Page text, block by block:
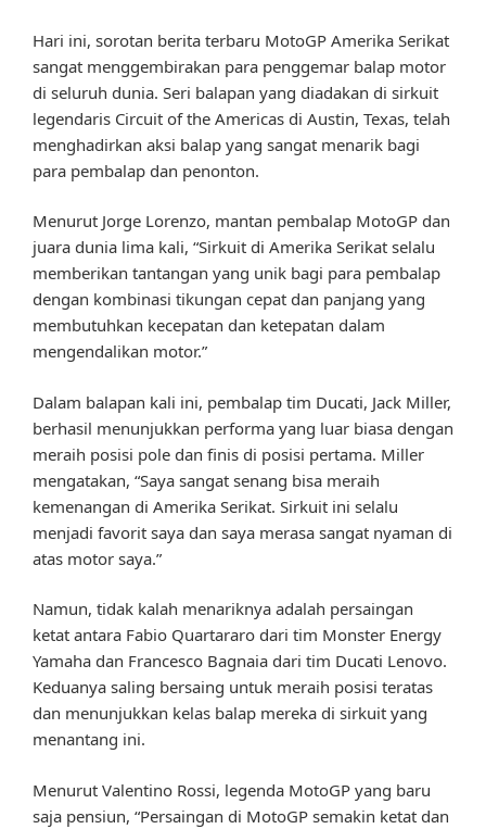
Hari ini, sorotan berita terbaru MotoGP Amerika Serikat
sangat menggembirakan para penggemar balap motor
di seluruh dunia. Seri balapan yang diadakan di sirkuit
legendaris Circuit of the Americas di Austin, Texas, telah
menghadirkan aksi balap yang sangat menarik bagi
para pembalap dan penonton.
Menurut Jorge Lorenzo, mantan pembalap MotoGP dan
juara dunia lima kali, “Sirkuit di Amerika Serikat selalu
memberikan tantangan yang unik bagi para pembalap
dengan kombinasi tikungan cepat dan panjang yang
membutuhkan kecepatan dan ketepatan dalam
mengendalikan motor.”
Dalam balapan kali ini, pembalap tim Ducati, Jack Miller,
berhasil menunjukkan performa yang luar biasa dengan
meraih posisi pole dan finis di posisi pertama. Miller
mengatakan, “Saya sangat senang bisa meraih
kemenangan di Amerika Serikat. Sirkuit ini selalu
menjadi favorit saya dan saya merasa sangat nyaman di
atas motor saya.”
Namun, tidak kalah menariknya adalah persaingan
ketat antara Fabio Quartararo dari tim Monster Energy
Yamaha dan Francesco Bagnaia dari tim Ducati Lenovo.
Keduanya saling bersaing untuk meraih posisi teratas
dan menunjukkan kelas balap mereka di sirkuit yang
menantang ini.
Menurut Valentino Rossi, legenda MotoGP yang baru
saja pensiun, “Persaingan di MotoGP semakin ketat dan